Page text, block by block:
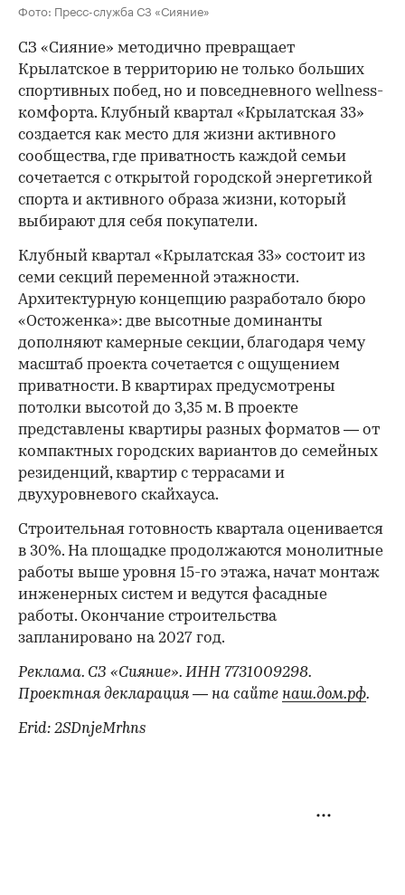
Фото: Пресс-служба СЗ «Сияние»
СЗ «Сияние» методично превращает
Крылатское в территорию не только больших
спортивных побед, но и повседневного wellness-
комфорта. Клубный квартал «Крылатская 33»
создается как место для жизни активного
сообщества, где приватность каждой семьи
сочетается с открытой городской энергетикой
спорта и активного образа жизни, который
выбирают для себя покупатели.
Клубный квартал «Крылатская 33» состоит из
семи секций переменной этажности.
Архитектурную концепцию разработало бюро
«Остоженка»: две высотные доминанты
дополняют камерные секции, благодаря чему
масштаб проекта сочетается с ощущением
приватности. В квартирах предусмотрены
потолки высотой до 3,35 м. В проекте
представлены квартиры разных форматов — от
компактных городских вариантов до семейных
резиденций, квартир с террасами и
двухуровневого скайхауса.
Строительная готовность квартала оценивается
в 30%. На площадке продолжаются монолитные
работы выше уровня 15-го этажа, начат монтаж
инженерных систем и ведутся фасадные
работы. Окончание строительства
запланировано на 2027 год.
Реклама. СЗ «Сияние». ИНН 7731009298.
Проектная декларация — на сайте наш.дом.рф.
Erid: 2SDnjeMrhns